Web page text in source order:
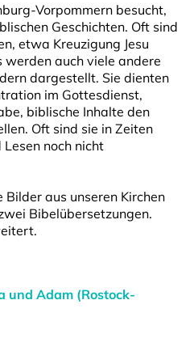
Vorpommern besucht,
Geschichten. Oft sind
etwa Kreuzigung Jesu
werden auch viele andere
dargestellt. Sie dienten
im Gottesdienst,
biblische Inhalte den
Oft sind sie in Zeiten
noch nicht
aus unseren Kirchen
Bibelübersetzungen.
und Adam (Rostock-